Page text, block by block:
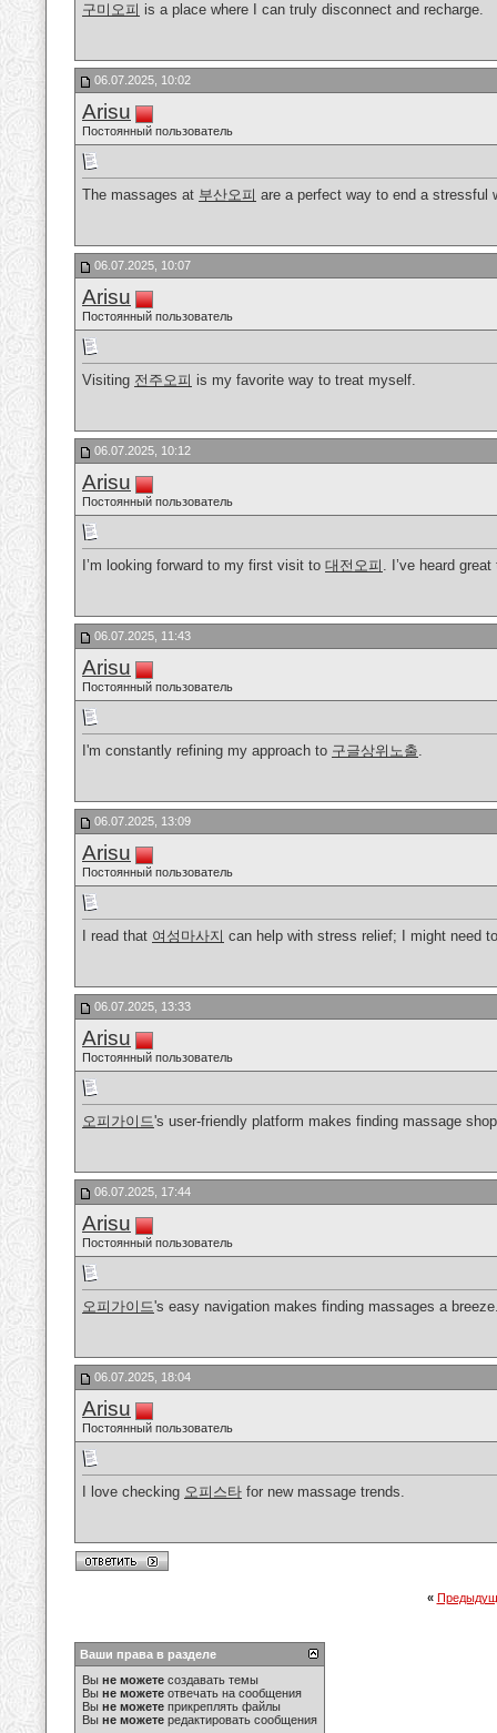
구미오피 is a place where I can truly disconnect and recharge.
06.07.2025, 10:02
Arisu
Постоянный пользователь
The massages at 부산오피 are a perfect way to end a stressful
06.07.2025, 10:07
Arisu
Постоянный пользователь
Visiting 전주오피 is my favorite way to treat myself.
06.07.2025, 10:12
Arisu
Постоянный пользователь
I’m looking forward to my first visit to 대전오피 . I’ve heard
06.07.2025, 11:43
Arisu
Постоянный пользователь
I'm constantly refining my approach to 구글상위노출.
06.07.2025, 13:09
Arisu
Постоянный пользователь
I read that 여성마사지 can help with stress relief; I might need
06.07.2025, 13:33
Arisu
Постоянный пользователь
오피가이드's user-friendly platform makes finding massage
06.07.2025, 17:44
Arisu
Постоянный пользователь
오피가이드's easy navigation makes finding massages a
06.07.2025, 18:04
Arisu
Постоянный пользователь
I love checking 오피스타 for new massage trends.
«
Ваши права в разделе
Вы не можете создавать темы
Вы не можете отвечать на сообщения
Вы не можете прикреплять файлы
Вы не можете редактировать сообщения